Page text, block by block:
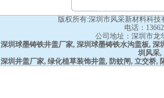
版权所有:深圳市风采新材料科
电话：
公司地址：深圳市龙
深圳球墨铸铁井盖厂家, 深圳球墨铸铁水沟盖板, 深
圳风采,
深圳井盖厂家, 绿化植草装饰井盖, 防蚊闸, 立交桥,